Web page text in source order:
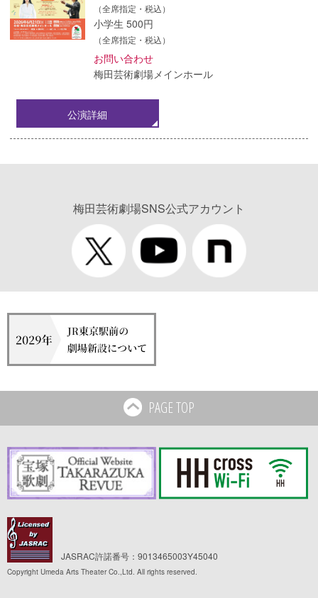
（全席指定・税込）
小学生 500円
（全席指定・税込）
お問い合わせ
梅田芸術劇場メインホール
公演詳細
梅田芸術劇場SNS公式アカウント
PAGE TOP
JASRAC許諾番号：9013465003Y45040
Copyright Umeda Arts Theater Co.,Ltd. All rights reserved.